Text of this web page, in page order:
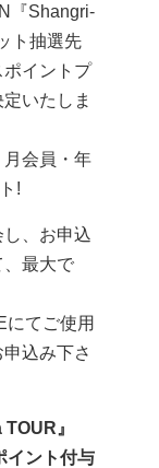
『Shangri-
ト抽選先
ポイントプ
いたしま
会員・年
!
、お申込
、最大で
てご使用
込み下さ
』
イント付与